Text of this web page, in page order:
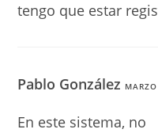
tengo que estar
Pablo González
En este sistema, no